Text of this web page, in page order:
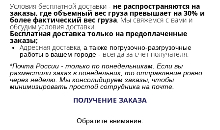
Условия бесплатной доставки - не распространяются на
заказы, где объемный вес груза превышает на 30% и
более фактический вес груза. Мы свяжемся с вами и
обсудим условия доставки.
Бесплатная доставка только на предоплаченные
заказы;
Адресная доставка, а также погрузочно-разгрузочные
работы в вашем городе - всегда за счет получателя.
*Почта России - только по понедельникам. Если вы
разместили заказ в понедельник, то отправление ровно
через неделю. Мы консолидируем заказы, чтобы
минимизировать простой сотрудника на почте.
ПОЛУЧЕНИЕ ЗАКАЗА
Обратите внимание: